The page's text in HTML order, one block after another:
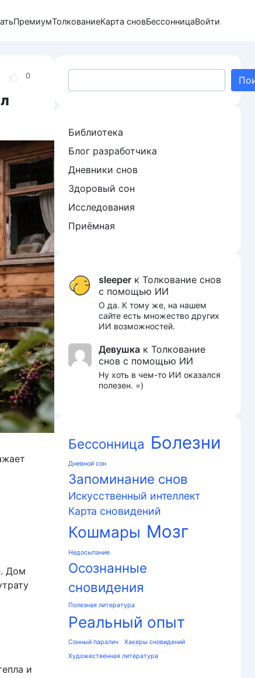
ПремиумТолкованиеКарта сновБессонницаВойти
0
Дом
и
Библиотека
Блог разработчика
Дневники снов
Здоровый сон
Исследования
Приёмная
sleeper к Толкование снов
с помощью ИИ
О да. К тому же, на нашем
сайте есть множество других
ИИ возможностей.
Девушка к Толкование
снов с помощью ИИ
Ну хоть в чем-то ИИ оказался
полезен. =)
Бессонница Болезни
Дневной сон
Запоминание снов
Искусственный интеллект
Карта сновидений
Кошмары Мозг
Недосыпание
Осознанные
сновидения
Полезная литература
Реальный опыт
Сонный паралич
Хакеры сновидений
Художественная литература